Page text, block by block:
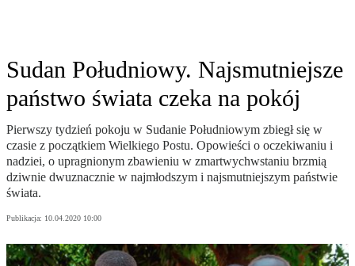
Sudan Południowy. Najsmutniejsze
państwo świata czeka na pokój
Pierwszy tydzień pokoju w Sudanie Południowym zbiegł się w
czasie z początkiem Wielkiego Postu. Opowieści o oczekiwaniu i
nadziei, o upragnionym zbawieniu w zmartwychwstaniu brzmią
dziwnie dwuznacznie w najmłodszym i najsmutniejszym państwie
świata.
Publikacja: 10.04.2020 10:00